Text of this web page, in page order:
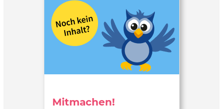
Mitmachen!